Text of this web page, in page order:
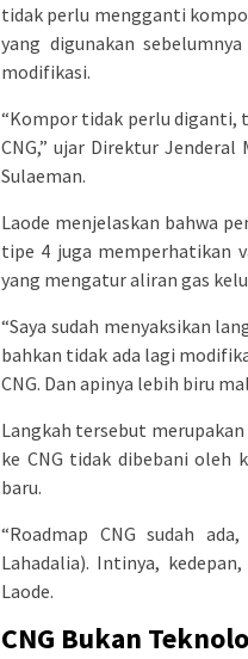
tidak perlu mengganti
yang digunakan
modifikasi.
“Kompor tidak perlu diganti,
CNG,” ujar Direktur Jenderal
Sulaeman.
Laode menjelaskan bahwa
tipe 4 juga memperhatikan
yang mengatur aliran gas
“Saya sudah menyaksikan
bahkan tidak ada lagi
CNG. Dan apinya lebih biru
Langkah tersebut
ke CNG tidak dibebani oleh
baru.
“Roadmap CNG sudah
Lahadalia). Intinya,
Laode.
CNG Bukan